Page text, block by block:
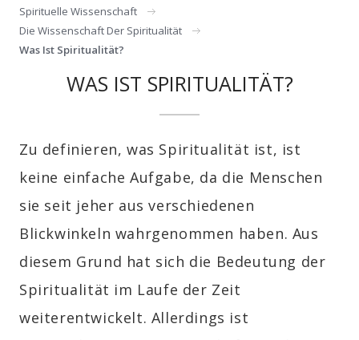
Spirituelle Wissenschaft
Die Wissenschaft Der Spiritualität
Was Ist Spiritualität?
WAS IST SPIRITUALITÄT?
Zu definieren, was Spiritualität ist, ist
keine einfache Aufgabe, da die Menschen
sie seit jeher aus verschiedenen
Blickwinkeln wahrgenommen haben. Aus
diesem Grund hat sich die Bedeutung der
Spiritualität im Laufe der Zeit
weiterentwickelt. Allerdings ist